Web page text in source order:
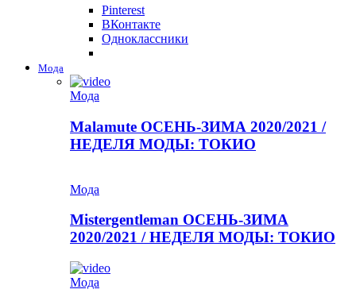
Pinterest
ВКонтакте
Одноклассники
Мода
Мода
Malamute ОСЕНЬ-ЗИМА 2020/2021 /
НЕДЕЛЯ МОДЫ: ТОКИО
Мода
Mistergentleman ОСЕНЬ-ЗИМА
2020/2021 / НЕДЕЛЯ МОДЫ: ТОКИО
Мода